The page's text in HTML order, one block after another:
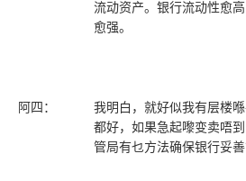
流动资产。银行流动性愈
愈强。
阿四：
我明白，就好似我有层楼
都好，如果急起嚟变卖唔
管局有乜方法确保银行妥善